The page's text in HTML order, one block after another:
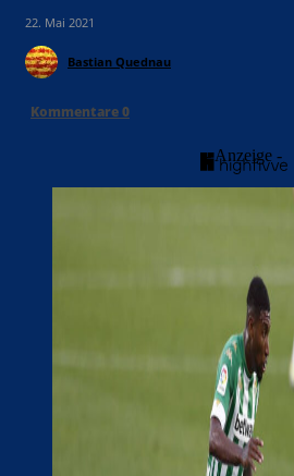
22. Mai 2021
Bastian Quednau
Kommentare0
- Anzeige -